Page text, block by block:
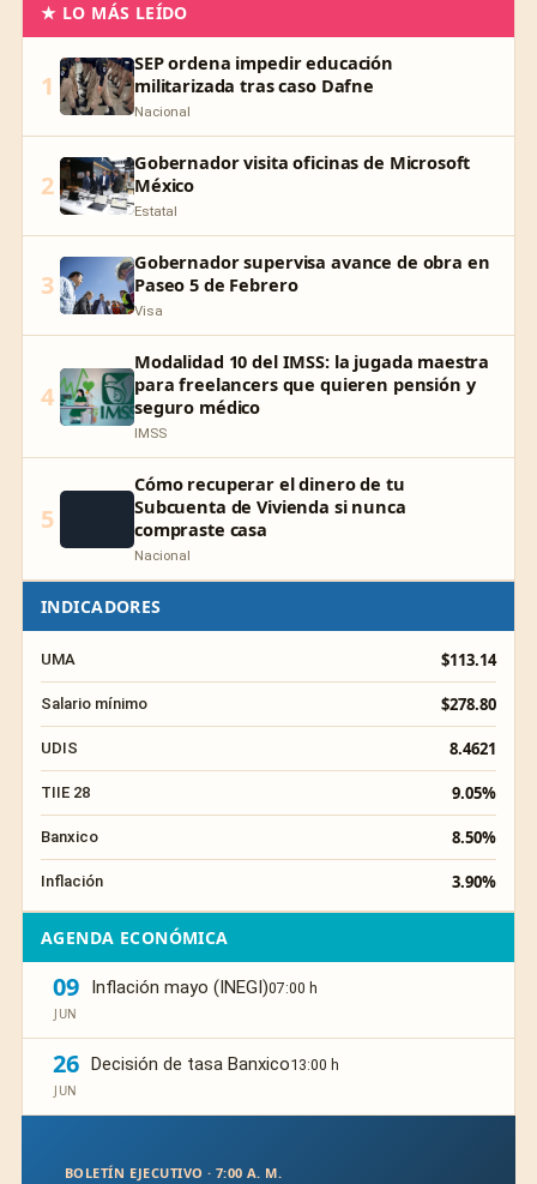
★ LO MÁS LEÍDO
1
SEP ordena impedir educación
militarizada tras caso Dafne
Nacional
2
Gobernador visita oficinas de Microsoft
México
Estatal
3
Gobernador supervisa avance de obra en
Paseo 5 de Febrero
Visa
4
Modalidad 10 del IMSS: la jugada maestra
para freelancers que quieren pensión y
seguro médico
IMSS
5
Cómo recuperar el dinero de tu
Subcuenta de Vivienda si nunca
compraste casa
Nacional
INDICADORES
UMA $113.14
Salario mínimo $278.80
UDIS 8.4621
TIIE 28 9.05%
Banxico 8.50%
Inflación 3.90%
AGENDA ECONÓMICA
09
JUN
Inflación mayo (INEGI)07:00 h
26
JUN
Decisión de tasa Banxico13:00 h
BOLETÍN EJECUTIVO · 7:00 A. M.